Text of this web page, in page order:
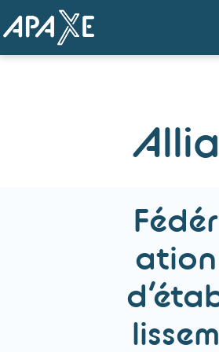
Allia
Fédér
ation
lissem